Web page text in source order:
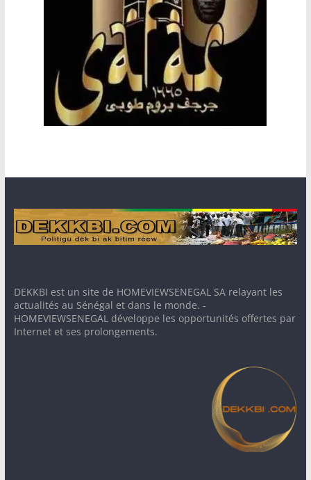
DEKKBI est un site de HOMEVIEWSENEGAL SA relayant les
actualités au Sénégal et dans le monde. -
HOMEVIEWSENEGAL développe les opportunités offertes par
Internet et ses prolongements.